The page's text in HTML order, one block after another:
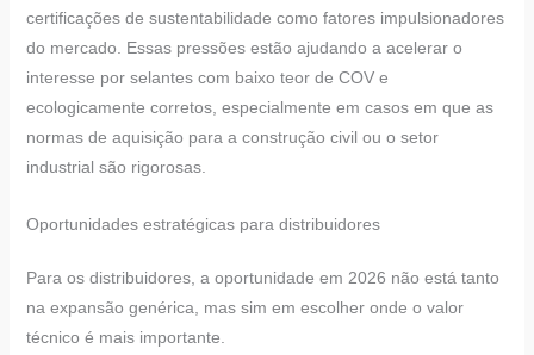
certificações de sustentabilidade como fatores impulsionadores
do mercado. Essas pressões estão ajudando a acelerar o
interesse por selantes com baixo teor de COV e
ecologicamente corretos, especialmente em casos em que as
normas de aquisição para a construção civil ou o setor
industrial são rigorosas.
Oportunidades estratégicas para distribuidores
Para os distribuidores, a oportunidade em 2026 não está tanto
na expansão genérica, mas sim em escolher onde o valor
técnico é mais importante.